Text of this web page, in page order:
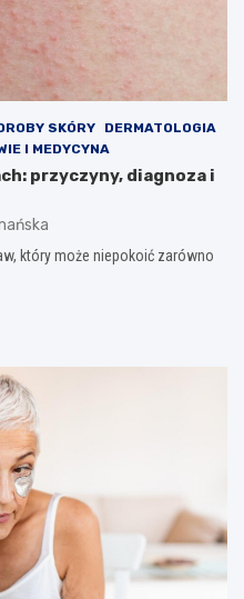
SKÓRY
DERMATOLOGIA
I MEDYCYNA
przyczyny, diagnoza i
który może niepokoić zarówno